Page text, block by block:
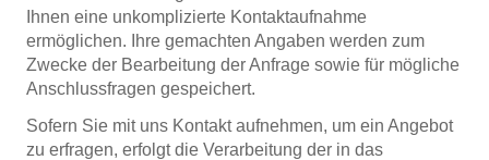
Ihnen eine unkomplizierte Kontaktaufnahme
ermöglichen. Ihre gemachten Angaben werden zum
Zwecke der Bearbeitung der Anfrage sowie für mögliche
Anschlussfragen gespeichert.
Sofern Sie mit uns Kontakt aufnehmen, um ein Angebot
zu erfragen, erfolgt die Verarbeitung der in das